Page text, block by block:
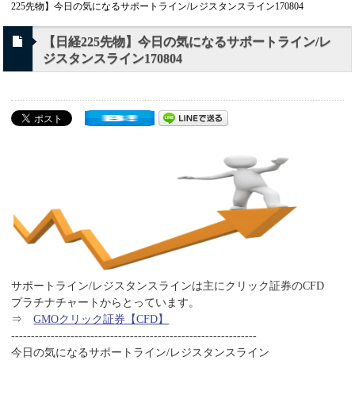
225先物】今日の気になるサポートライン/レジスタンスライン170804
【日経225先物】今日の気になるサポートライン/レ
ジスタンスライン170804
サポートライン/レジスタンスラインは主にクリック証券のCFD
プラチナチャートからとっています。
⇒GMOクリック証券【CFD】
--------------------------------------------------------------
今日の気になるサポートライン/レジスタンスライン